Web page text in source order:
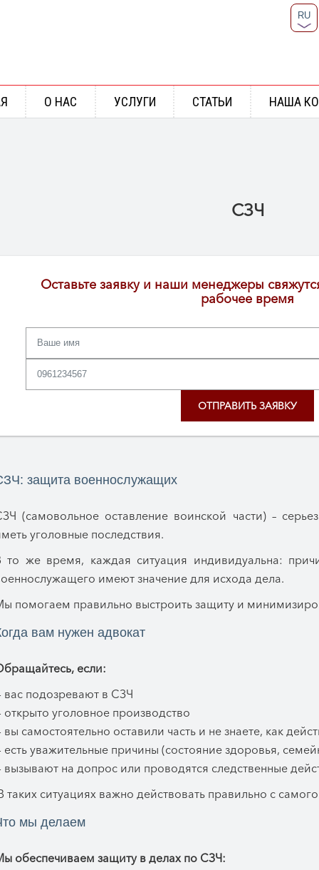
RU
О НАС УСЛУГИ СТАТЬИ НАША
СЗЧ
Оставьте заявку и наши менеджеры
рабочее время
защита военнослужащих
(самовольное оставление воинской части) –
уголовные последствия.
то же время, каждая ситуация индивидуальна:
имеют значение для исхода дела.
помогаем правильно выстроить защиту и
вам нужен адвокат
если:
вас подозревают в СЗЧ
открыто уголовное производство
вы самостоятельно оставили часть и не знаете, как
есть уважительные причины (состояние здоровья,
вызывают на допрос или проводятся следственные
таких ситуациях важно действовать правильно с
мы делаем
обеспечиваем защиту в делах по СЗЧ: